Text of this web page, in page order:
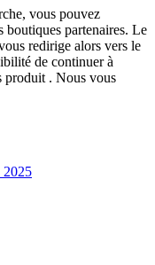
vous pouvez
boutiques partenaires. Le
redirige alors vers le
de continuer à
produit . Nous vous